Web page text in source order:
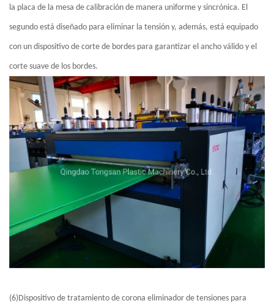
la placa de la mesa de calibración de manera uniforme y sincrónica. El
segundo está diseñado para eliminar la tensión y, además, está equipado
con un dispositivo de corte de bordes para garantizar el ancho válido y el
corte suave de los bordes.
(6)Dispositivo de tratamiento de corona eliminador de tensiones para